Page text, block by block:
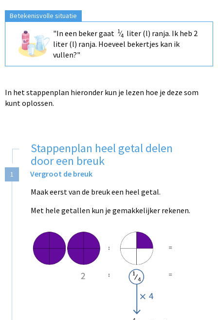
Betekenisvolle situatie
"In een beker gaat 1⁄4 liter (l) ranja. Ik heb 2
liter (l) ranja. Hoeveel bekertjes kan ik
vullen?"
In het stappenplan hieronder kun je lezen hoe je deze som
kunt oplossen.
Stappenplan heel getal delen
door een breuk
1
Vergroot de breuk
Maak eerst van de breuk een heel getal.
Met hele getallen kun je gemakkelijker rekenen.